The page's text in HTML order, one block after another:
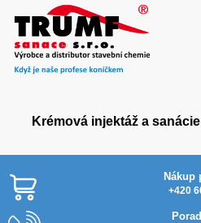
Krémová injektáž a
Nákup
+420